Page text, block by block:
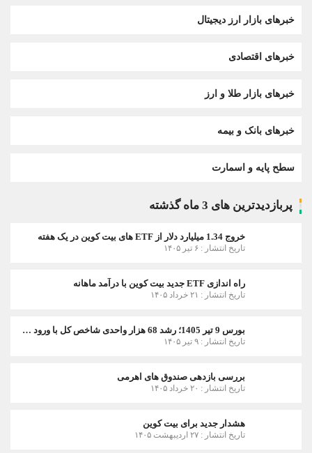
خبرهای بازار ارز دیجیتال
خبرهای اقتصادی
خبرهای بازار طلا و ارز
خبرهای بانک و بیمه
سطح پایه و اسمارت
پربازدیدترین های 3 ماه گذشته
خروج 1.34 میلیارد دلار از ETF های بیت کوین در یک هفته
تاریخ انتشار : ۶ تیر ۱۴۰۵
راه اندازی ETF جدید بیت کوین با درآمد ماهانه
تاریخ انتشار : ۲۱ خرداد ۱۴۰۵
بورس 9 تیر 1405؛ رشد 68 هزار واحدی شاخص کل با ورود 3 همت پول حقیقی
تاریخ انتشار : ۹ تیر ۱۴۰۵
بررسی بازدهی صندوق های اهرمی
تاریخ انتشار : ۲۰ خرداد ۱۴۰۵
هشدار جدید برای بیت کوین
تاریخ انتشار : ۲۷ اردیبهشت ۱۴۰۵